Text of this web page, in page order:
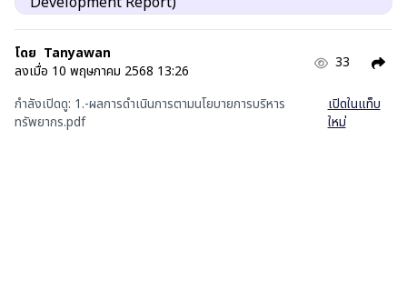
โดย Tanyawan
ลงเมื่อ 10 พฤษภาคม 2568 13:26 33
กำลังเปิดดู: 1.-ผลการดำเนินการตามนโยบายการบริหาร
ทรัพยากร.pdf
เปิดในแท็บ
ใหม่